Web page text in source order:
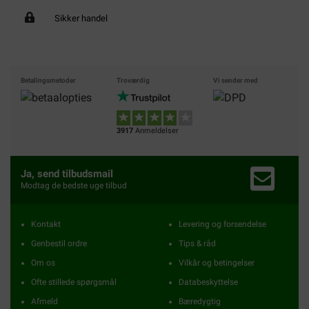
Sikker handel
Betalingsmetoder Troværdig
3917 Anmeldelser
Vi sender med
Ja, send tilbudsmail
Modtag de bedste uge tilbud
Kontakt
Genbestil ordre
Om os
Ofte stillede spørgsmål
Afmeld
Levering og forsendelse
Tips & råd
Vilkår og betingelser
Databeskyttelse
Bæredygtig